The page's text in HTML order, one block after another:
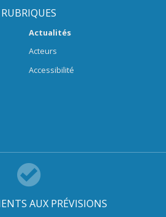
RUBRIQUES
Actualités
Acteurs
Accessibilité
AUX PRÉVISIONS